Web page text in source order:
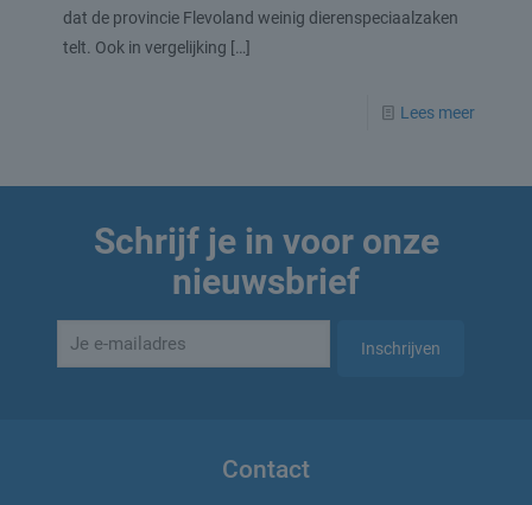
dat de provincie Flevoland weinig dierenspeciaalzaken
telt. Ook in vergelijking […]
Lees meer
Schrijf je in voor onze
nieuwsbrief
Contact